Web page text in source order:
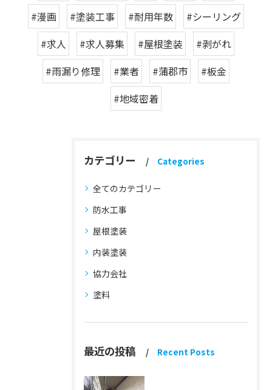
#漫画 #塗装工事 #耐用年数
#シーリング
#求人
#求人募集 #屋根塗装
#剥がれ
#雨漏り修理
#業者 #蒲郡市
#板金
#地域密着
カテゴリー Categories
全てのカテゴリー
防水工事
屋根塗装
内装塗装
協力会社
塗料
最近の投稿 Recent Posts